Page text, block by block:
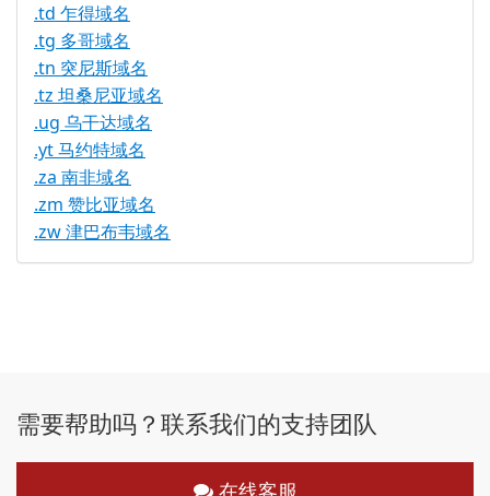
.td 乍得域名
.tg 多哥域名
.tn 突尼斯域名
.tz 坦桑尼亚域名
.ug 乌干达域名
.yt 马约特域名
.za 南非域名
.zm 赞比亚域名
.zw 津巴布韦域名
需要帮助吗？联系我们的支持团队